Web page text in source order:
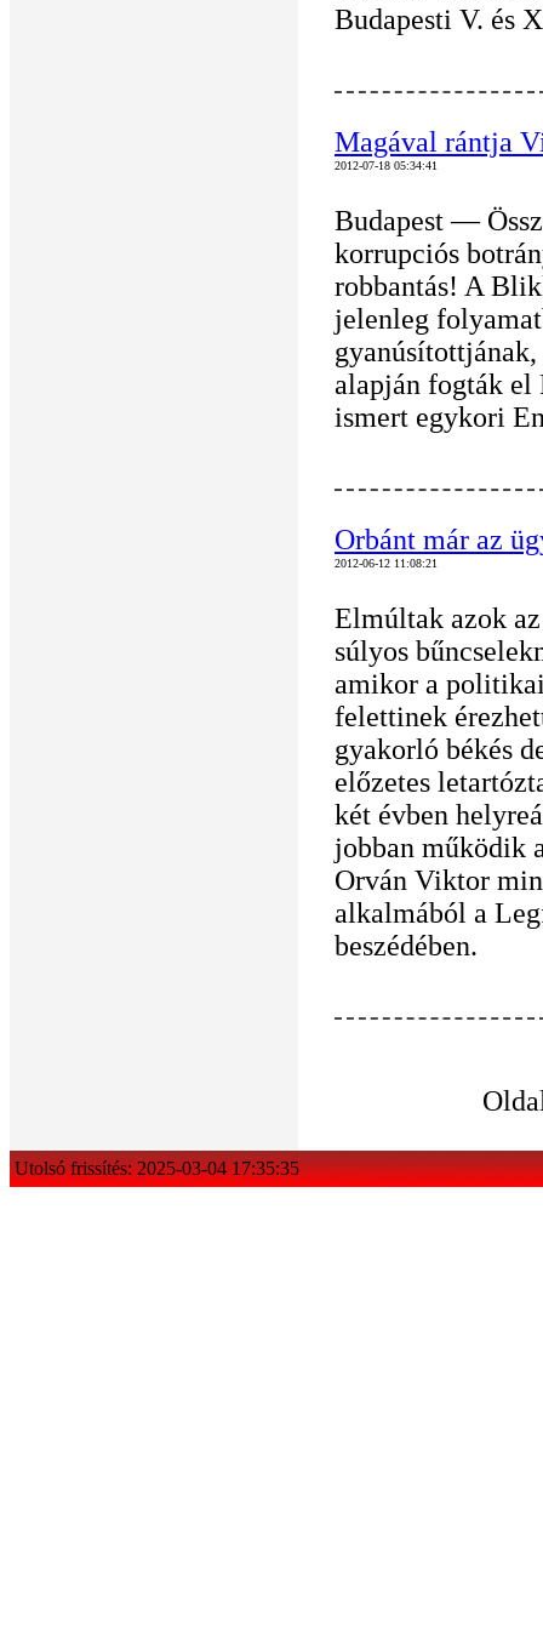
Budapesti V. és
Magával rántja
2012-07-18 05:34:41
Budapest —
korrupciós
robbantás! A
jelenleg
alapján fogták el
ismert egykori
Orbánt már az
2012-06-12 11:08:21
Elmúltak azok
súlyos
amikor a
felettinek
gyakorló békés
előzetes
két évben
jobban működik
Orván Viktor
alkalmából a
beszédében.
Utolsó frissítés: 2025-03-04 17:35:35